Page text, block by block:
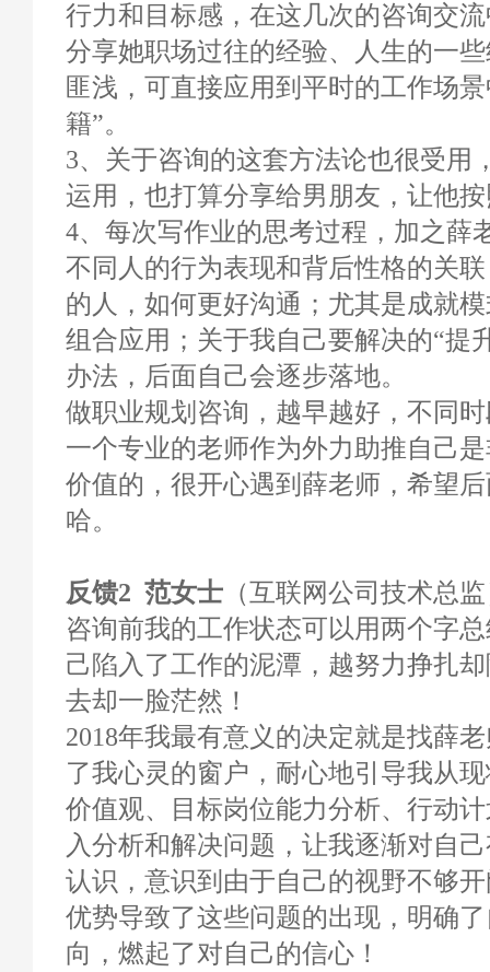
行力和目标感，在这几次的咨询交
分享她职场过往的经验、人生的一
匪浅，可直接应用到平时的工作场
籍”。
3、关于咨询的这套方法论也很受用
运用，也打算分享给男朋友，让他
4、每次写作业的思考过程，加之薛
不同人的行为表现和背后性格的关
的人，如何更好沟通；尤其是成就
组合应用；关于我自己要解决的“提
办法，后面自己会逐步落地。
做职业规划咨询，越早越好，不同
一个专业的老师作为外力助推自己
价值的，很开心遇到薛老师，希望
哈。
反馈2 范女士 （互联网公司技术总
咨询前我的工作状态可以用两个字
己陷入了工作的泥潭，越努力挣扎
去却一脸茫然！
2018年我最有意义的决定就是找薛
了我心灵的窗户，耐心地引导我从
价值观、目标岗位能力分析、行动
入分析和解决问题，让我逐渐对自
认识，意识到由于自己的视野不够
优势导致了这些问题的出现，明确
向，燃起了对自己的信心！